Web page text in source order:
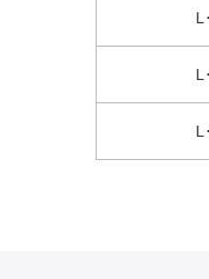
L
L
L